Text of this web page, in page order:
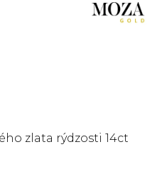
zlata rýdzosti 14ct